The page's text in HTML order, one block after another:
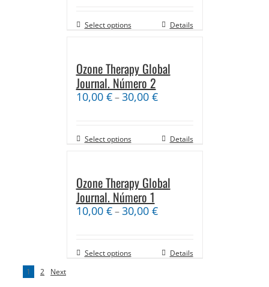
Select options Details
Ozone Therapy Global
Journal. Número 2
10,00 €–30,00 €
Select options Details
Ozone Therapy Global
Journal. Número 1
10,00 €–30,00 €
Select options
Details
1
2 Next